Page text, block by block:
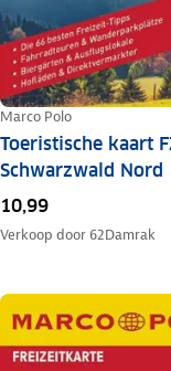
Marco Polo
Toeristische kaart
Schwarzwald Nord
10,99
Verkoop door 62Damrak